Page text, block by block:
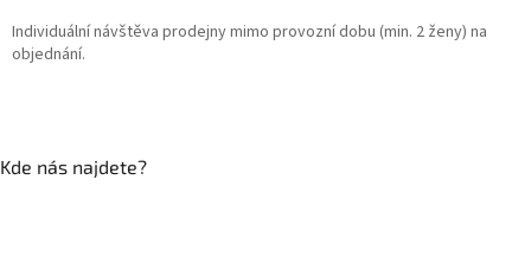
Individuální návštěva prodejny mimo provozní dobu (min. 2 ženy) na
objednání.
Kde nás najdete?